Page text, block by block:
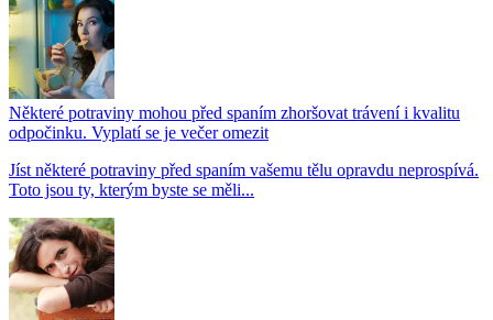
Některé potraviny mohou před spaním zhoršovat trávení i kvalitu
odpočinku. Vyplatí se je večer omezit
Jíst některé potraviny před spaním vašemu tělu opravdu neprospívá.
Toto jsou ty, kterým byste se měli...